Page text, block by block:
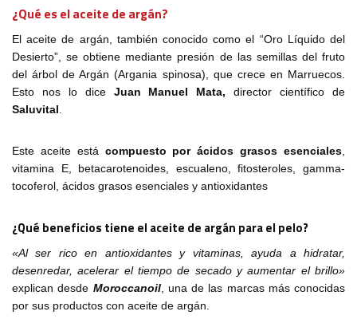
¿Qué es el aceite de argán?
El aceite de argán, también conocido como el “Oro Líquido del
Desierto”, se obtiene mediante presión de las semillas del fruto
del árbol de Argán (Argania spinosa), que crece en Marruecos.
Esto nos lo dice Juan Manuel Mata,director científico de
Saluvital
Este aceite está compuesto por ácidos grasos esenciales
vitamina E, betacarotenoides, escualeno, fitosteroles, gamma-
tocoferol, ácidos grasos esenciales y antioxidantes
¿Qué beneficios tiene el aceite de argán para el pelo?
«Al ser rico en antioxidantes y vitaminas, ayuda a hidratar,
desenredar, acelerar el tiempo de secado y aumentar el brillo»
explican desde Moroccanoil, una de las marcas más conocidas
por sus productos con aceite de argán.